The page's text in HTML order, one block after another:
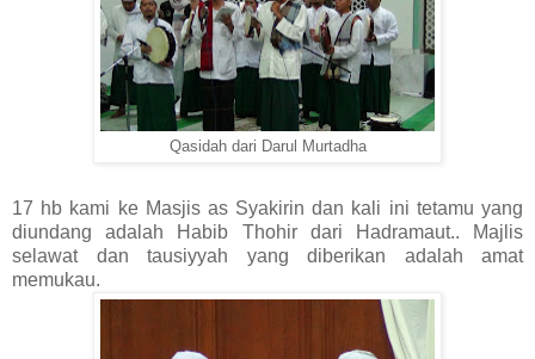
Qasidah dari Darul Murtadha
17 hb kami ke Masjis as Syakirin dan kali ini tetamu yang
diundang adalah Habib Thohir dari Hadramaut.. Majlis
selawat dan tausiyyah yang diberikan adalah amat
memukau.